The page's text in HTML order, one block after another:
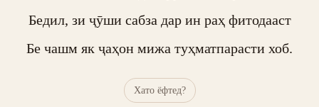
Бедил, зи ҷӯши сабза дар ин раҳ фитодааст
Бе чашм як ҷаҳон мижа туҳматпарасти хоб.
Хато ёфтед?